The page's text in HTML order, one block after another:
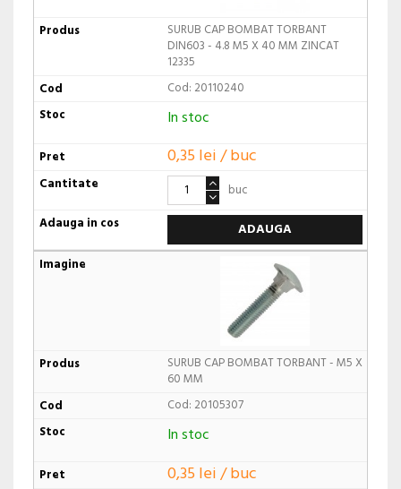
SURUB CAP BOMBAT TORBANT
DIN603 - 4.8 M5 X 40 MM ZINCAT
12335
Cod: 20110240
In stoc
0,35 lei / buc
buc
ADAUGA
SURUB CAP BOMBAT TORBANT - M5 X
60 MM
Cod: 20105307
In stoc
0,35 lei / buc